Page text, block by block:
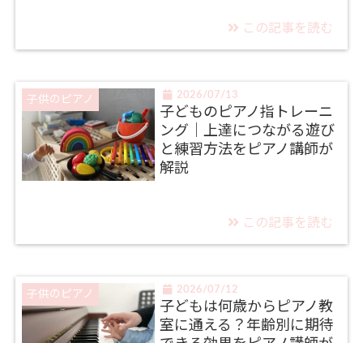
この記事を読む
子供のピアノ 2026/07/13
子どものピアノ指トレーニ
ング｜上達につながる遊び
と練習方法をピアノ講師が
解説
この記事を読む
子供のピアノ 2026/07/12
子どもは何歳からピアノ教
室に通える？年齢別に期待